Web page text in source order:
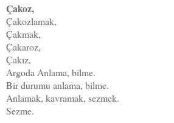
Çakoz,
Çakozlamak,
Çakmak,
Çakaroz,
Çakız,
Argoda Anlama, bilme.
Bir durumu anlama, bilme.
Anlamak, kavramak, sezmek.
Sezme.